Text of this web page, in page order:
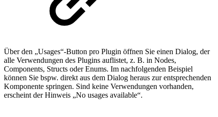
Über den „Usages“-Button pro Plugin öffnen Sie einen Dialog, der
alle Verwendungen des Plugins auflistet, z. B. in Nodes,
Components, Structs oder Enums. Im nachfolgenden Beispiel
können Sie bspw. direkt aus dem Dialog heraus zur entsprechenden
Komponente springen. Sind keine Verwendungen vorhanden,
erscheint der Hinweis „No usages available“.